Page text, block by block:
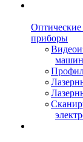
приборы